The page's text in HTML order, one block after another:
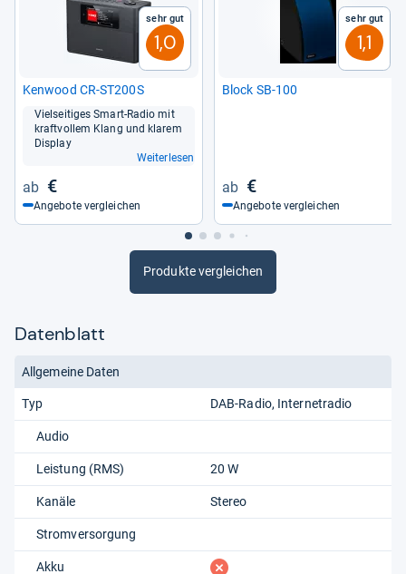
Sehr gut
1,0
Ken­wood CR-​ST200S
Viel­sei­ti­ges Smart-​Radio mit
kraft­vol­lem Klang und kla­rem
Dis­play
Weiterlesen
€
Angebote vergleichen
Sehr gut
1,1
Block SB-​100
€
Angebote vergleichen
Produkte vergleichen
Datenblatt
Allgemeine Daten
Typ DAB-Radio Internetradio
Audio
Leistung (RMS) 20 W
Kanäle Stereo
Stromversorgung
Akku fehlt